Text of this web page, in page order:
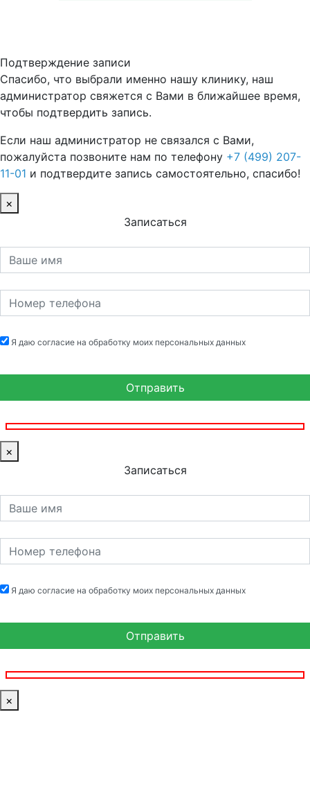
Подтверждение записи
Спасибо, что выбрали именно нашу клинику, наш
администратор свяжется с Вами в ближайшее время,
чтобы подтвердить запись.
Если наш администратор не связался с Вами,
пожалуйста позвоните нам по телефону +7 (499) 207-
11-01 и подтвердите запись самостоятельно, спасибо!
×
Записаться
Я даю согласие на обработку моих персональных данных
×
Записаться
Я даю согласие на обработку моих персональных данных
×